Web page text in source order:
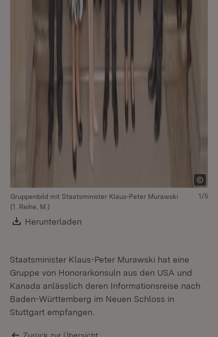
Gruppenbild mit Staatsminister Klaus-Peter Murawski
(1. Reihe, M.)
Download:
Herunterladen
1/5
Staatsminister Klaus-Peter Murawski hat eine
Gruppe von Honorarkonsuln aus den USA und
Kanada anlässlich deren Informationsreise nach
Baden-Württemberg im Neuen Schloss in
Stuttgart empfangen.